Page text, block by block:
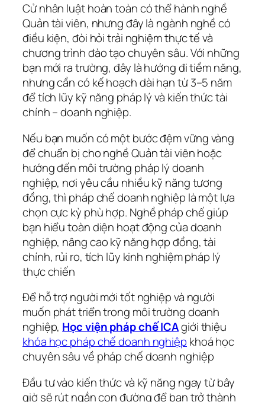
Cử nhân luật hoàn toàn có thể hành nghề
Quản tài viên, nhưng đây là ngành nghề có
điều kiện, đòi hỏi trải nghiệm thực tế và
chương trình đào tạo chuyên sâu. Với những
bạn mới ra trường, đây là hướng đi tiềm năng,
nhưng cần có kế hoạch dài hạn từ 3–5 năm
để tích lũy kỹ năng pháp lý và kiến thức tài
chính – doanh nghiệp.
Nếu bạn muốn có một bước đệm vững vàng
để chuẩn bị cho nghề Quản tài viên hoặc
hướng đến môi trường pháp lý doanh
nghiệp, nơi yêu cầu nhiều kỹ năng tương
đồng, thì pháp chế doanh nghiệp là một lựa
chọn cực kỳ phù hợp. Nghề pháp chế giúp
bạn hiểu toàn diện hoạt động của doanh
nghiệp, nâng cao kỹ năng hợp đồng, tài
chính, rủi ro, tích lũy kinh nghiệm pháp lý
thực chiến
Để hỗ trợ người mới tốt nghiệp và người
muốn phát triển trong môi trường doanh
nghiệp, Học viện pháp chế ICAgiới thiệu
khóa học pháp chế doanh nghiệp khoá học
chuyên sâu về pháp chế doanh nghiệp
Đầu tư vào kiến thức và kỹ năng ngay từ bây
giờ sẽ rút ngắn con đường để bạn trở thành